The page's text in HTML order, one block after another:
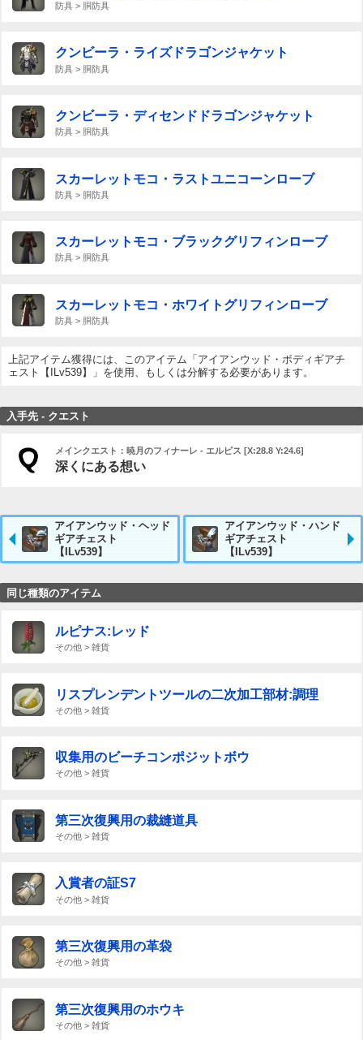
防具 > 胴防具
クンビーラ・ライズドラゴンジャケット
防具 > 胴防具
クンビーラ・ディセンドドラゴンジャケット
防具 > 胴防具
スカーレットモコ・ラストユニコーンローブ
防具 > 胴防具
スカーレットモコ・ブラックグリフィンローブ
防具 > 胴防具
スカーレットモコ・ホワイトグリフィンローブ
防具 > 胴防具
上記アイテム獲得には、このアイテム「アイアンウッド・ボディギアチ
ェスト【ILv539】」を使用、もしくは分解する必要があります。
入手先 - クエスト
メインクエスト：暁月のフィナーレ - エルピス [X:28.8 Y:24.6]
深くにある想い
アイアンウッド・ヘッド
ギアチェスト
【ILv539】
アイアンウッド・ハンド
ギアチェスト
【ILv539】
同じ種類のアイテム
ルピナス:レッド
その他 > 雑貨
リスプレンデントツールの二次加工部材:調理
その他 > 雑貨
収集用のビーチコンポジットボウ
その他 > 雑貨
第三次復興用の裁縫道具
その他 > 雑貨
入賞者の証S7
その他 > 雑貨
第三次復興用の革袋
その他 > 雑貨
第三次復興用のホウキ
その他 > 雑貨